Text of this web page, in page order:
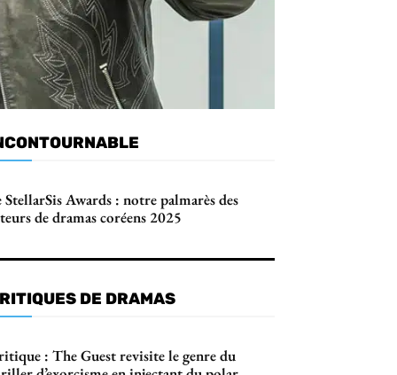
StellarSis Awards : notre palmarès des
de dramas coréens 2025
DE DRAMAS
: The Guest revisite le genre du